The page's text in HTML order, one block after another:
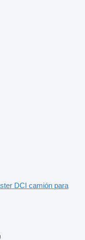
DCI camión para